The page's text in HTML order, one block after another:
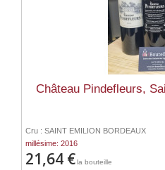
Château Pindefleurs,
Cru : SAINT EMILION BORDEAUX
millésime: 2016
21,64 €la bouteille